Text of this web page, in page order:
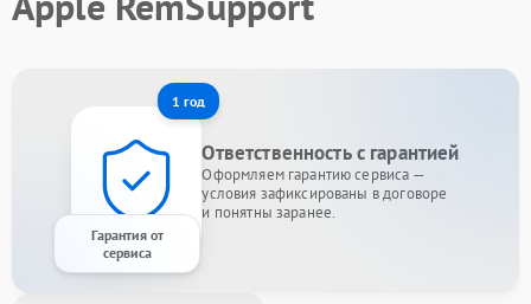
1 год
Гарантия от
сервиса
Ответственность с гарантией
Оформляем гарантию сервиса —
условия зафиксированы в договоре
и понятны заранее.